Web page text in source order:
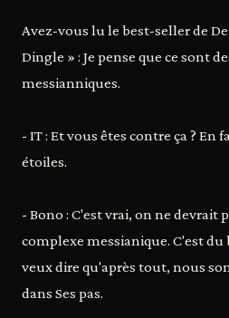
Avez-vous lu le best-seller de
Dingle » : Je pense que ce sont
messianniques.
- IT : Et vous êtes contre ça ?
étoiles.
- Bono : C'est vrai, on ne devrait
complexe messianique. C'est
veux dire qu'après tout, nous
dans Ses pas.